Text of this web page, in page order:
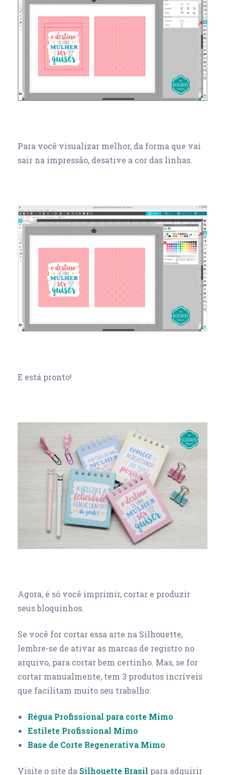
Para você visualizar melhor, da forma que vai
sair na impressão, desative a cor das linhas.
E está pronto!
Agora, é só você imprimir, cortar e produzir
seus bloquinhos.
Se você for cortar essa arte na Silhouette,
lembre-se de ativar as marcas de registro no
arquivo, para cortar bem certinho. Mas, se for
cortar manualmente, tem 3 produtos incríveis
que facilitam muito seu trabalho:
Régua Profissional para corte Mimo
Estilete Profissional Mimo
Base de Corte Regenerativa Mimo
Visite o site da Silhouette Brasil para adquirir